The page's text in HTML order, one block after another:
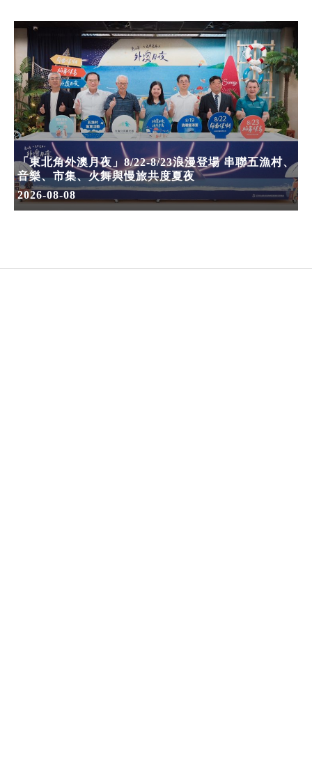
「東北角外澳月夜」8/22-8/23浪漫登場 串聯五漁村、
音樂、市集、火舞與慢旅共度夏夜
2026-08-08